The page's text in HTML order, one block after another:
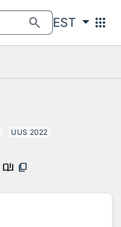
search EST apps
UUS 2022
book_ribbon content_copy